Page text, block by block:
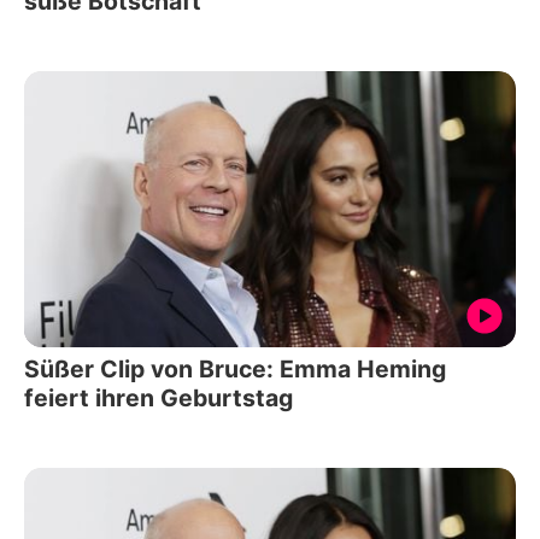
Süßer Clip von Bruce: Emma Heming
feiert ihren Geburtstag